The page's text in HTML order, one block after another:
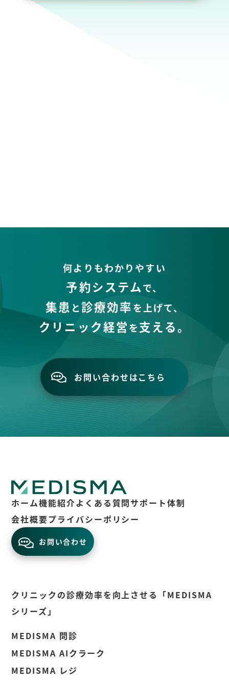
何よりもわかりやすい
予約システムで、
集患 と診療効率を上げて、
クリニック経営を支える。
お問い合わせはこちら
ホーム機能紹介よくある質問サポート体制
会社概要プライバシーポリシー
お問い合わせ
クリニックの診療効率を向上させる「MEDISMA
シリーズ」
MEDISMA 問診
MEDISMA AIクラーク
MEDISMA レジ